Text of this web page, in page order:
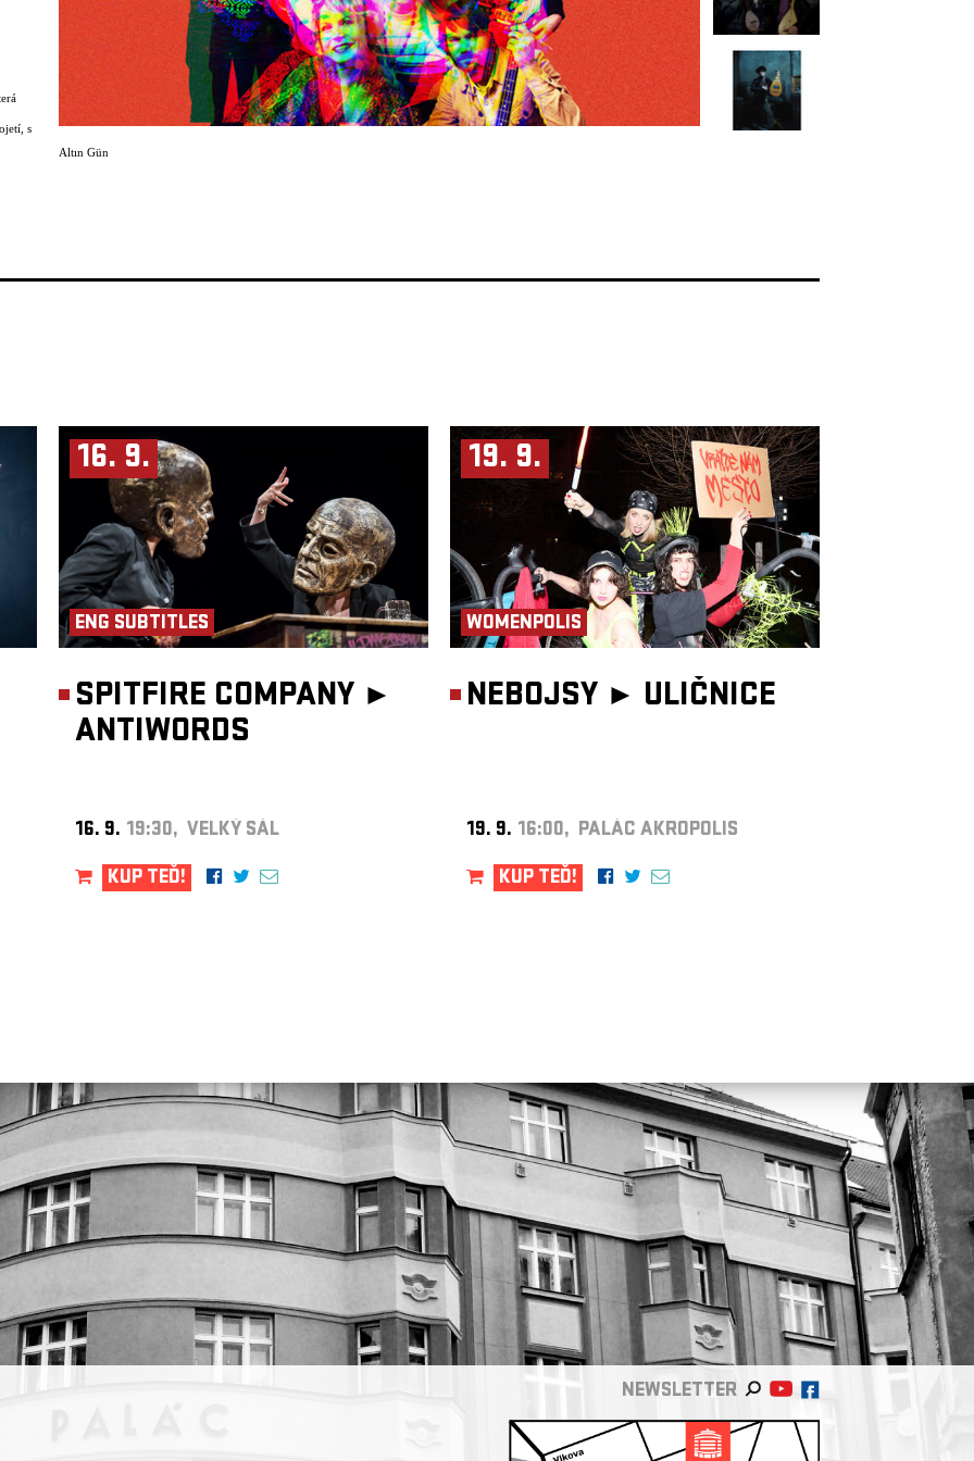
s
Altın Gün
16. 9.
ENG SUBTITLES
SPITFIRE COMPANY ►
ANTIWORDS
16. 9. 19:30, VELKÝ SÁL
KUP TEĎ!
19. 9.
WOMENPOLIS
NEBOJSY ► ULIČNICE
19. 9. 16:00, PALÁC AKROPOLIS
KUP TEĎ!
NEWSLETTER